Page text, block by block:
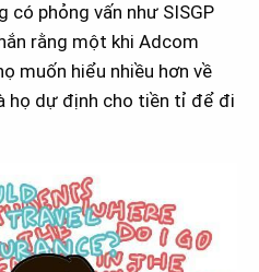
phỏng vấn như SISGP
rằng một khi Adcom
muốn hiểu nhiều hơn về
họ dự định cho tiền tỉ để đi